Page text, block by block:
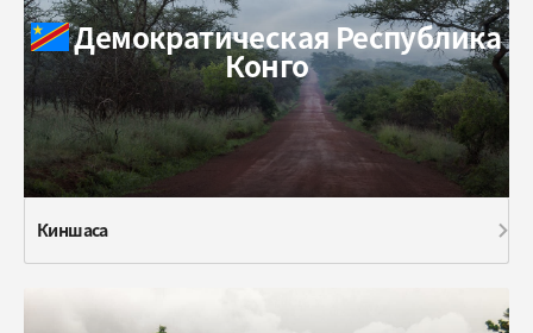
Демократическая Республика
Конго
Киншаса